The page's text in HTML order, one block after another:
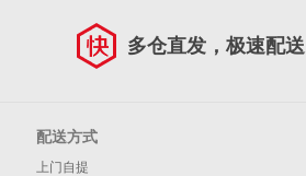
多仓直发，极速配送
配送方式
上门自提